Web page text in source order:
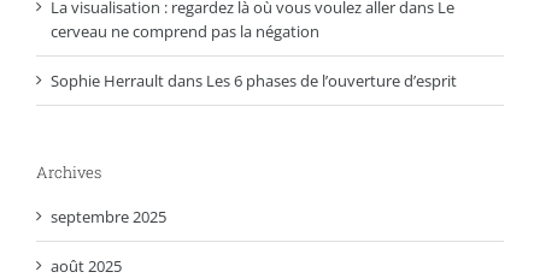
La visualisation : regardez là où vous voulez allerdans Le
cerveau ne comprend pas la négation
Sophie Herraultdans Les 6 phases de l’ouverture d’esprit
Archives
septembre 2025
août 2025